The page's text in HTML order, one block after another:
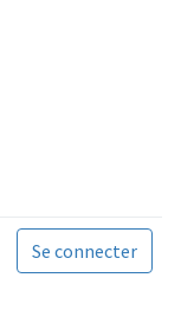
Se connecter